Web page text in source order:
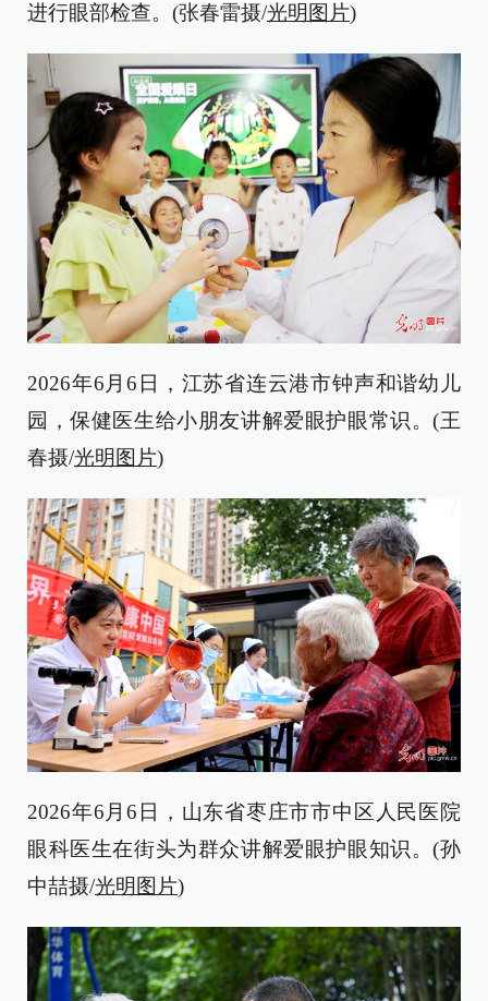
进行眼部检查。(张春雷摄/光明图片)
2026年6月6日，江苏省连云港市钟声和谐幼儿
园，保健医生给小朋友讲解爱眼护眼常识。(王
春摄/光明图片)
2026年6月6日，山东省枣庄市市中区人民医院
眼科医生在街头为群众讲解爱眼护眼知识。(孙
中喆摄/光明图片)